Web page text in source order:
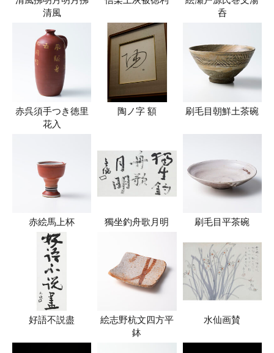
清風
呑
赤呉須手つき徳里
花入
陶ノ字 額 刷毛目朝鮮土茶碗
赤絵馬上杯 獨坐釣舟歌月明 刷毛目平茶碗
好語不説盡
絵志野杭文四方平
鉢
水仙画賛